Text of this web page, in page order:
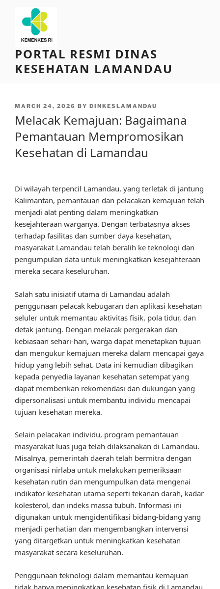
content
PORTAL RESMI DINAS
KESEHATAN LAMANDAU
POSTED
MARCH 24, 2026 BY DINKESLAMANDAU
Melacak Kemajuan: Bagaimana
Pemantauan Mempromosikan
Kesehatan di Lamandau
Di wilayah terpencil Lamandau, yang terletak di jantung
Kalimantan, pemantauan dan pelacakan kemajuan telah
menjadi alat penting dalam meningkatkan
kesejahteraan warganya. Dengan terbatasnya akses
terhadap fasilitas dan sumber daya kesehatan,
masyarakat Lamandau telah beralih ke teknologi dan
pengumpulan data untuk meningkatkan kesejahteraan
mereka secara keseluruhan.
Salah satu inisiatif utama di Lamandau adalah
penggunaan pelacak kebugaran dan aplikasi kesehatan
seluler untuk memantau aktivitas fisik, pola tidur, dan
detak jantung. Dengan melacak pergerakan dan
kebiasaan sehari-hari, warga dapat menetapkan tujuan
dan mengukur kemajuan mereka dalam mencapai gaya
hidup yang lebih sehat. Data ini kemudian dibagikan
kepada penyedia layanan kesehatan setempat yang
dapat memberikan rekomendasi dan dukungan yang
dipersonalisasi untuk membantu individu mencapai
tujuan kesehatan mereka.
Selain pelacakan individu, program pemantauan
masyarakat luas juga telah dilaksanakan di Lamandau.
Misalnya, pemerintah daerah telah bermitra dengan
organisasi nirlaba untuk melakukan pemeriksaan
kesehatan rutin dan mengumpulkan data mengenai
indikator kesehatan utama seperti tekanan darah, kadar
kolesterol, dan indeks massa tubuh. Informasi ini
digunakan untuk mengidentifikasi bidang-bidang yang
menjadi perhatian dan mengembangkan intervensi
yang ditargetkan untuk meningkatkan kesehatan
masyarakat secara keseluruhan.
Penggunaan teknologi dalam memantau kemajuan
tidak hanya meningkatkan kesehatan fisik di Lamandau,